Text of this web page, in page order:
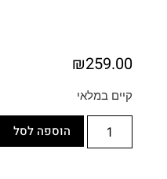
₪259.00
קיים במלאי
הוספה לסל